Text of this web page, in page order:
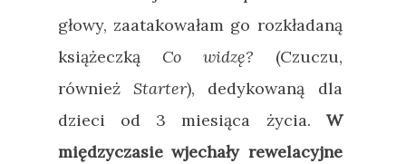
głowy, zaatakowałam go rozkładaną
książeczką Co widzę? (Czuczu,
równieżStarter), dedykowaną dla
dzieci od 3 miesiąca życia. W
międzyczasie wjechały rewelacyjne